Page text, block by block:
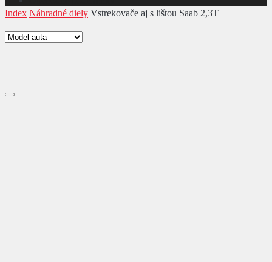
Index Náhradné diely Vstrekovače aj s lištou Saab 2,3T